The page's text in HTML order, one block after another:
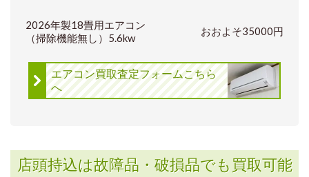
2026年製18畳用エアコン
（掃除機能無し）5.6kw
おおよそ35000円
エアコン買取査定フォームこちら
へ
店頭持込は故障品・破損品でも買取可能